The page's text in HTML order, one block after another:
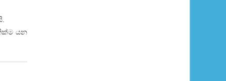
යන